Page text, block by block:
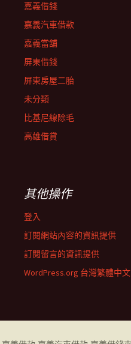
嘉義借錢
嘉義汽車借款
嘉義當舖
屏東借錢
屏東房屋二胎
未分類
比基尼線除毛
高雄借貸
其他操作
登入
訂閱網站內容的資訊提供
訂閱留言的資訊提供
WordPress.org 台灣繁體中文